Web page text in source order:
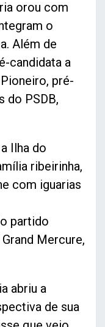
orou com
o
Além de
candidata a
pré-
do PSDB,
Ilha do
ribeirinha,
com iguarias
partido
Mercure,
abriu a
de sua